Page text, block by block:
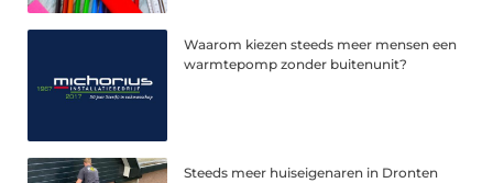
Waarom kiezen steeds meer mensen een
warmtepomp zonder buitenunit?
Steeds meer huiseigenaren in Dronten